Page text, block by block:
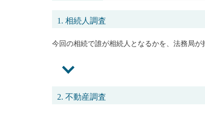
1. 相続人調査
今回の相続で誰が相続人となるかを、法務局が
2. 不動産調査